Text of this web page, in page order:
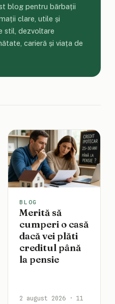
blog pentru bărbații
clare, utile și
stil, dezvoltare
carieră și viața de
BLOG
Merită să
cumperi o casă
dacă vei plăti
creditul până
la pensie
2 august 2026 · 11